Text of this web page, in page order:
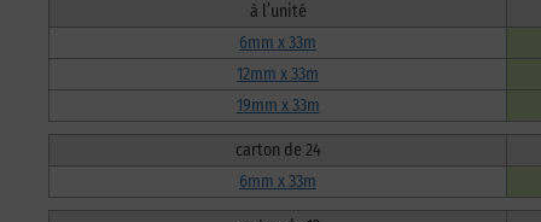
à l’unité
6mm x 33m
12mm x 33m
19mm x 33m
carton de 24
6mm x 33m